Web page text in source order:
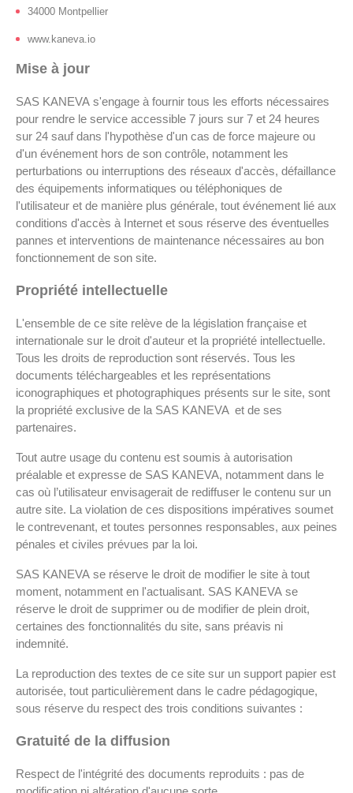
34000 Montpellier
www.kaneva.io
Mise à jour
SAS KANEVA s'engage à fournir tous les efforts nécessaires
pour rendre le service accessible 7 jours sur 7 et 24 heures
sur 24 sauf dans l'hypothèse d'un cas de force majeure ou
d'un événement hors de son contrôle, notamment les
perturbations ou interruptions des réseaux d'accès, défaillance
des équipements informatiques ou téléphoniques de
l'utilisateur et de manière plus générale, tout événement lié aux
conditions d'accès à Internet et sous réserve des éventuelles
pannes et interventions de maintenance nécessaires au bon
fonctionnement de son site.
Propriété intellectuelle
L'ensemble de ce site relève de la législation française et
internationale sur le droit d'auteur et la propriété intellectuelle.
Tous les droits de reproduction sont réservés. Tous les
documents téléchargeables et les représentations
iconographiques et photographiques présents sur le site, sont
la propriété exclusive de la SAS KANEVA et de ses
partenaires.
Tout autre usage du contenu est soumis à autorisation
préalable et expresse de SAS KANEVA, notamment dans le
cas où l’utilisateur envisagerait de rediffuser le contenu sur un
autre site. La violation de ces dispositions impératives soumet
le contrevenant, et toutes personnes responsables, aux peines
pénales et civiles prévues par la loi.
SAS KANEVA se réserve le droit de modifier le site à tout
moment, notamment en l'actualisant. SAS KANEVA se
réserve le droit de supprimer ou de modifier de plein droit,
certaines des fonctionnalités du site, sans préavis ni
indemnité.
La reproduction des textes de ce site sur un support papier est
autorisée, tout particulièrement dans le cadre pédagogique,
sous réserve du respect des trois conditions suivantes :
Gratuité de la diffusion
Respect de l'intégrité des documents reproduits : pas de